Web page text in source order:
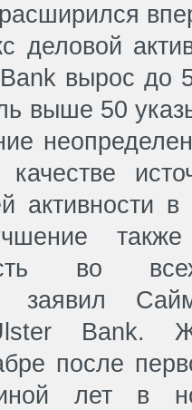
деловой
вырос до
выше 50
активности
во
- заявил
Bank.
после
лет в